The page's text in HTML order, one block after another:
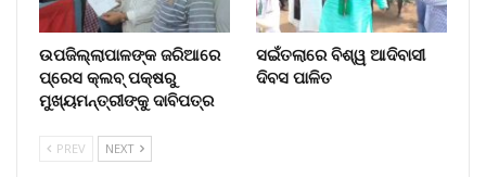
ଉପଜିଲ୍ଲାପାଳଙ୍କ ଜରିଆରେ
ପ୍ରେସ କ୍ଲବ୍ ପକ୍ଷରୁ
ମୁଖ୍ୟମନ୍ତ୍ରୀଙ୍କୁ ଦାବିପତ୍ର
ସଇଁତଲାରେ ବିଶ୍ୱ ଆଦିବାସୀ
ଦିବସ ପାଳିତ
PREV NEXT